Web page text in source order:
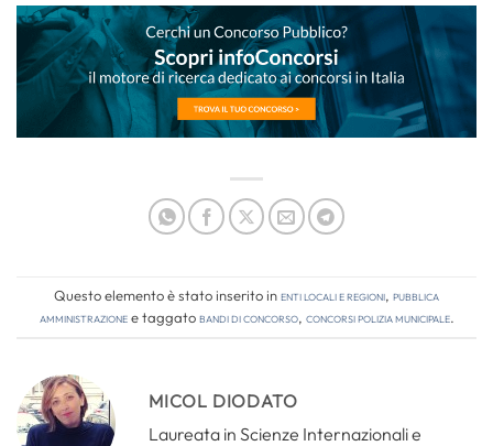
Questo elemento è stato inserito inEnti locali e regioni, Pubblica
amministrazionee taggatobandi di concorso, concorsi polizia municipale.
MICOL DIODATO
Laureata in Scienze Internazionali e